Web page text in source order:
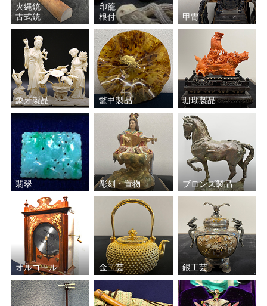
小倉 遊亀 西村 龍介
安食 慎太郎 池田 満寿夫
福井 良之助 小磯 良平
山下 清 アンドレ・ブラジリエ
脇田 和 彼末 宏
辻村 史朗 東郷 青児
小田切 訓
火縄銃
古式銃
印籠
根付
甲冑
象牙製品 鼈甲製品 珊瑚製品
翡翠 彫刻・置物 ブロンズ製品
オルゴール 金工芸 銀工芸